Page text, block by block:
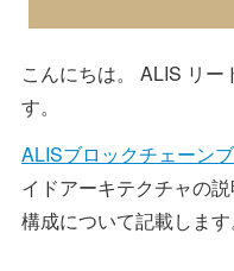
こんにちは。 ALIS リ
す。
ALISブロックチェーン
イドアーキテクチャの
構成について記載します